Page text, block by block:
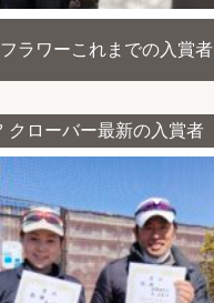
フラワーこれまでの入賞者
クローバー最新の入賞者